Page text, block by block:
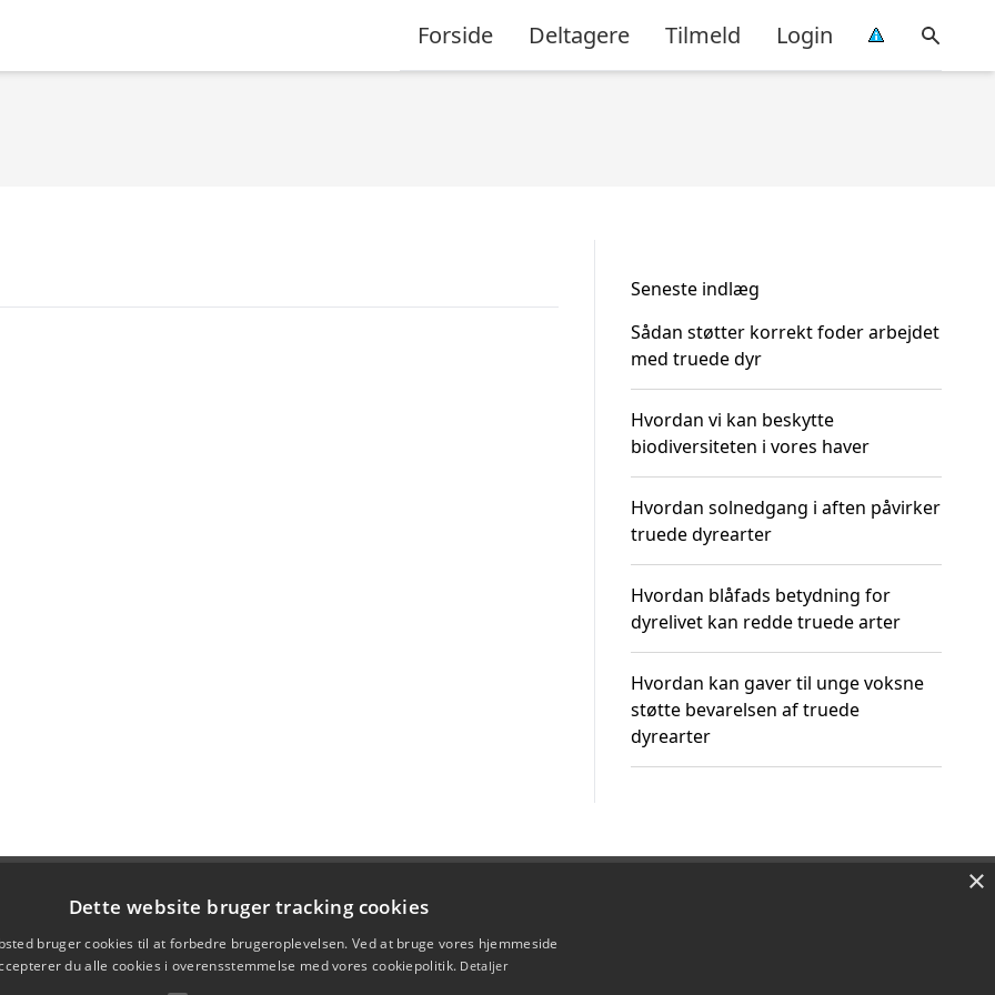
Forside Deltagere Tilmeld Login
Seneste indlæg
Sådan støtter korrekt foder arbejdet
med truede dyr
Hvordan vi kan beskytte
biodiversiteten i vores haver
Hvordan solnedgang i aften påvirker
truede dyrearter
Hvordan blåfads betydning for
dyrelivet kan redde truede arter
Hvordan kan gaver til unge voksne
støtte bevarelsen af truede
dyrearter
×
Dette website bruger tracking cookies
bruger cookies til at forbedre brugeroplevelsen. Ved at bruge vores hjemmeside
du alle cookies i overensstemmelse med vores cookiepolitik. Detaljer